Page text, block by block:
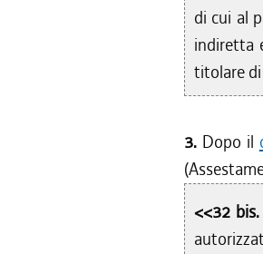
dal 13/
dal 01/
dal 22/
dal 11/
dal 23/
dal 04/
dal 31/
dal 26/
di cui al
indiretta
titolare
3. Dopo il
<<32 bis.